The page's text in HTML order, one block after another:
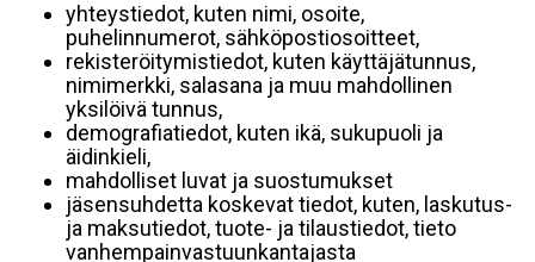
yhteystiedot, kuten nimi, osoite,
puhelinnumerot, sähköpostiosoitteet,
rekisteröitymistiedot, kuten käyttäjätunnus,
nimimerkki, salasana ja muu mahdollinen
yksilöivä tunnus,
demografiatiedot, kuten ikä, sukupuoli ja
äidinkieli,
mahdolliset luvat ja suostumukset
jäsensuhdetta koskevat tiedot, kuten, laskutus-
ja maksutiedot, tuote- ja tilaustiedot, tieto
vanhempainvastuunkantajasta